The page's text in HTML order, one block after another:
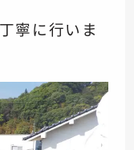
寧に行いま